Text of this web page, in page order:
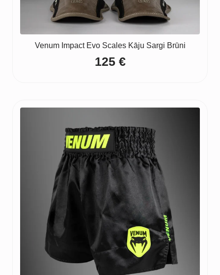
Venum Impact Evo Scales Kāju Sargi Brūni
125 €